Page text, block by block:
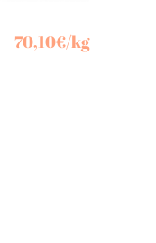
70,10€/kg